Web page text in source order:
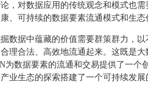
，对数据应用的传统观念和模式也
、可持续的数据要素流通模式和生态
数据中蕴藏的价值需要群策群力，
理合法、高效地流通起来。这既是
为数据要素的流通和交易提供了一个
业生态的探索搭建了一个可持续发